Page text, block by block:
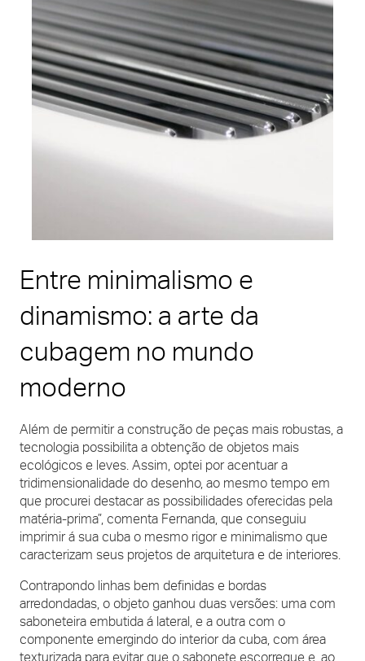
Entre minimalismo e
dinamismo: a arte da
cubagem no mundo
moderno
Além de permitir a construção de peças mais robustas, a
tecnologia possibilita a obtenção de objetos mais
ecológicos e leves. Assim, optei por acentuar a
tridimensionalidade do desenho, ao mesmo tempo em
que procurei destacar as possibilidades oferecidas pela
matéria-prima”, comenta Fernanda, que conseguiu
imprimir á sua cuba o mesmo rigor e minimalismo que
caracterizam seus projetos de arquitetura e de interiores.
Contrapondo linhas bem definidas e bordas
arredondadas, o objeto ganhou duas versões: uma com
saboneteira embutida á lateral, e a outra com o
componente emergindo do interior da cuba, com área
texturizada para evitar que o sabonete escorregue e, ao